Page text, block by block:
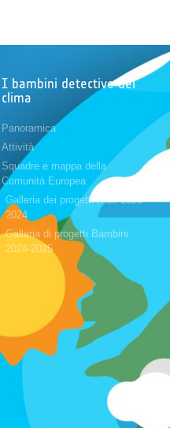
I bambini detective del
clima
Panoramica
Attività
Squadre e mappa della
Comunità Europea
Galleria dei progetti Kids 2023-
2024
Galleria di progetti Bambini
2024-2025